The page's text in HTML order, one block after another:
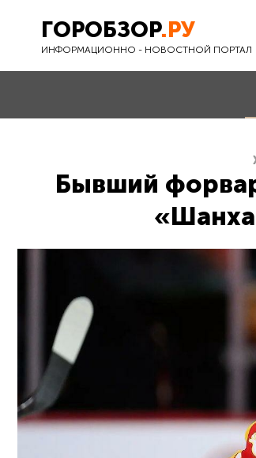
ГОРОБЗОР.РУ
ИНФОРМАЦИОННО - НОВОСТНОЙ ПОРТАЛ
Бывший